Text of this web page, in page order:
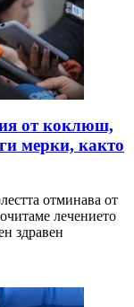
от коклюш,
мерки, както
отминава от
лечението
здравен